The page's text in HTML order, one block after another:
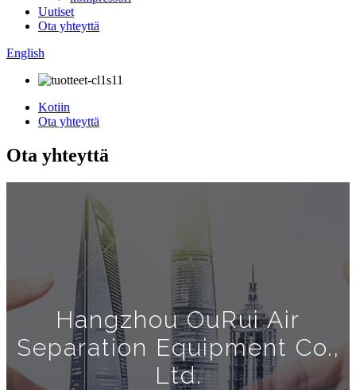
Uutiset
Ota yhteyttä
English
Kotiin
Ota yhteyttä
Ota yhteyttä
Hangzhou OuRui Air
Separation Equipment Co.,
Ltd.